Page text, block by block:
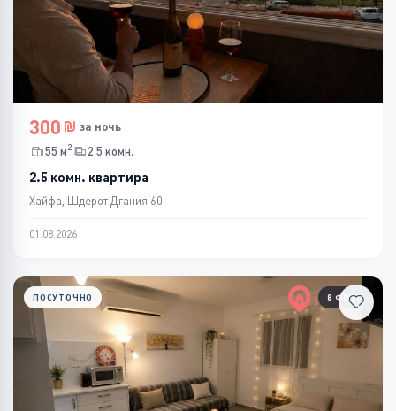
300
за ночь
55 м2 2.5 комн.
2.5 комн. квартира
Хайфа, Шдерот Дгания 60
01.08.2026
8 ФОТО
ПОСУТОЧНО